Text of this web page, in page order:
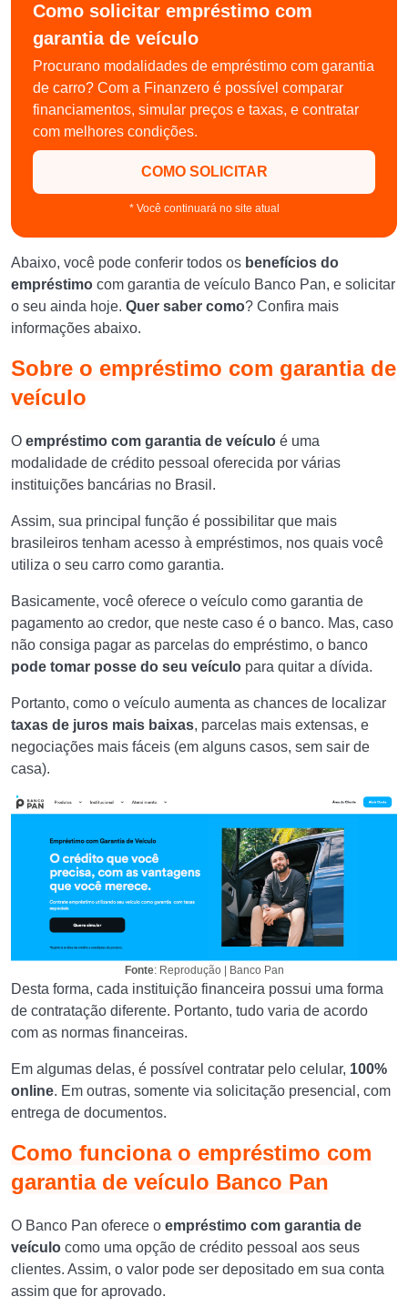
Como solicitar empréstimo com
garantia de veículo
Procurano modalidades de empréstimo com garantia
de carro? Com a Finanzero é possível comparar
financiamentos, simular preços e taxas, e contratar
com melhores condições.
COMO SOLICITAR
* Você continuará no site atual
Abaixo, você pode conferir todos os benefícios do
empréstimo com garantia de veículo Banco Pan, e solicitar
o seu ainda hoje. Quer saber como? Confira mais
informações abaixo.
Sobre o empréstimo com garantia de
veículo
O empréstimo com garantia de veículo é uma
modalidade de crédito pessoal oferecida por várias
instituições bancárias no Brasil.
Assim, sua principal função é possibilitar que mais
brasileiros tenham acesso à empréstimos, nos quais você
utiliza o seu carro como garantia.
Basicamente, você oferece o veículo como garantia de
pagamento ao credor, que neste caso é o banco. Mas, caso
não consiga pagar as parcelas do empréstimo, o banco
pode tomar posse do seu veículo para quitar a dívida.
Portanto, como o veículo aumenta as chances de localizar
taxas de juros mais baixas, parcelas mais extensas, e
negociações mais fáceis (em alguns casos, sem sair de
casa).
Fonte: Reprodução | Banco Pan
Desta forma, cada instituição financeira possui uma forma
de contratação diferente. Portanto, tudo varia de acordo
com as normas financeiras.
Em algumas delas, é possível contratar pelo celular, 100%
online. Em outras, somente via solicitação presencial, com
entrega de documentos.
Como funciona o empréstimo com
garantia de veículo Banco Pan
O Banco Pan oferece o empréstimo com garantia de
veículo como uma opção de crédito pessoal aos seus
clientes. Assim, o valor pode ser depositado em sua conta
assim que for aprovado.